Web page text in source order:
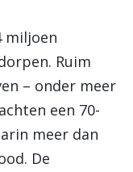
miljoen
Ruim
– onder meer
een 70-
meer dan
De